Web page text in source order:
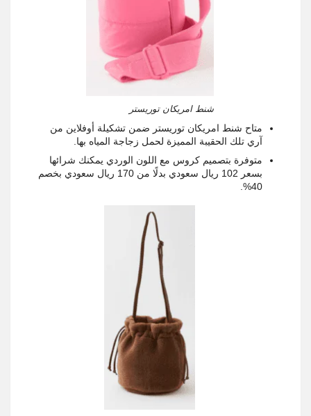
شنط امريكان توريستر
متاح شنط امريكان توريستر ضمن تشكيلة أوفلاين من
آري تلك الحقيبة المميزة لحمل زجاجة المياه بها.
متوفرة بتصميم كروس مع اللون الوردي يمكنك شرائها
بسعر 102 ريال سعودي بدلًا من 170 ريال سعودي بخصم
40%.